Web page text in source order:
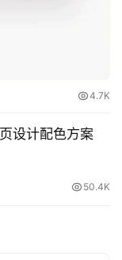
4.7K
设计配色方案
50.4K